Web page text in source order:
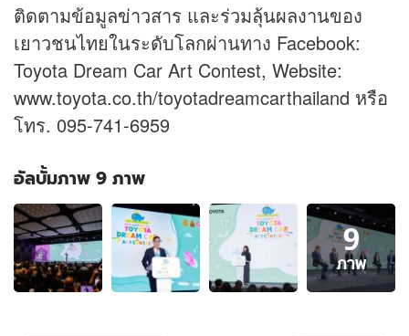
ติดตามข้อมูลข่าวสาร และร่วมลุ้นผลงานของ
เยาวชนไทยในระดับโลกผ่านทาง Facebook:
Toyota Dream Car Art Contest, Website:
www.toyota.co.th/toyotadreamcarthailand หรือ
โทร. 095-741-6959
อัลบั้มภาพ 9 ภาพ
อัลบั้ม
ภาพ
9
ภาพ
ของ
9
ภาพ